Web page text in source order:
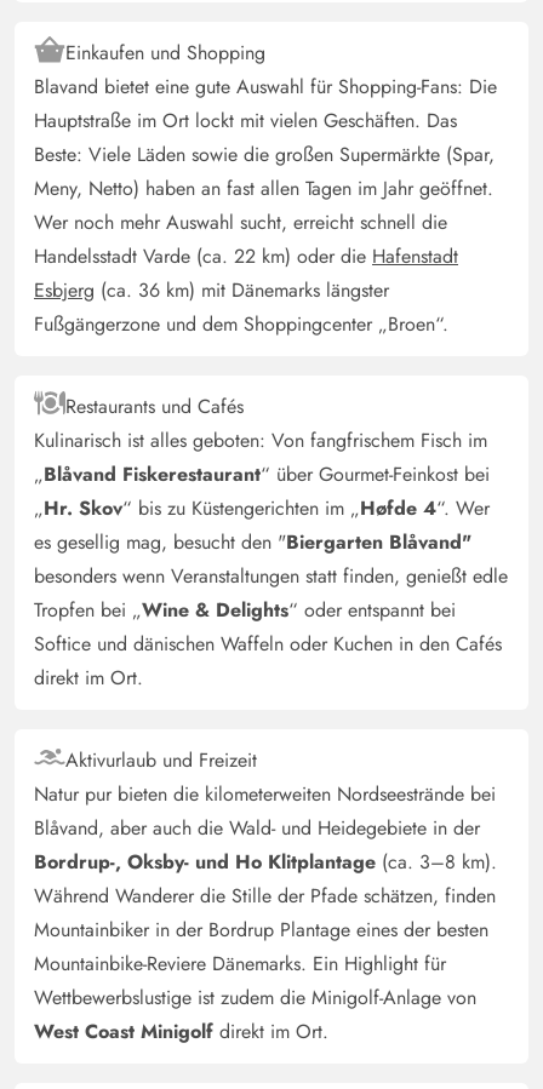
Ein sehr schönes Ferienhaus in sehr ruhiger Lage. Es ist
zu Fuß ca. 15 Minuten bis zum Strand. Dabei läuft man
super schön durch die Natur. Das Haus hat ausreichend
Außensitzmöglichkeiten um das super Wetter zu
genießen (wir waren im Sommer hier). Der Pool- und
Wellnessbereich war sehr sauber. Das Haus hat eine
super Aufteilung zwischen Wellness-/Ess- und Wohn-
sowie Schlafbereich. Wir würden das Haus defintiv
wieder buchen.
Ralf Edenharter
Deutschland
Soweit alles perfekt, bis auf die oben genannten Menge
Den Kicker reparieren, die Fernseher gängig machen, so
dass auch alles funktioniert. Die ganzen Spielkonsolen
etc., und mehrdeutig Sender im Fernsehen kommen
waren nur drei Stück und dänische 99,. Für deutsche
Urlauber unbefriedigend.
Danmark
KI Übersetzt (Original anzeigen)
Die Matratze im Kinderbett. Wischer im Poolbereich.
Das Sofa. Der Grill. Duschvorhang/Wischer im
Badezimmer im Poolbereich. Der Wäschetrockner.
Pablo Cortes Rheinen
Deutschland
4 von 5
4 von 5
4 out of 5
Schönes Haus, Bilder alt Haus Schwarz jetzt Weiss.
Einkaufen und Shopping
Blavand bietet eine gute Auswahl für Shopping-Fans: Die
Hauptstraße im Ort lockt mit vielen Geschäften. Das
Beste: Viele Läden sowie die großen Supermärkte (Spar,
Meny, Netto) haben an fast allen Tagen im Jahr geöffnet.
Wer noch mehr Auswahl sucht, erreicht schnell die
Handelsstadt Varde (ca. 22 km) oder die Hafenstadt
Esbjerg (ca. 36 km) mit Dänemarks längster
Fußgängerzone und dem Shoppingcenter „Broen“.
Restaurants und Cafés
Kulinarisch ist alles geboten: Von fangfrischem Fisch im
„Blåvand Fiskerestaurant“ über Gourmet-Feinkost bei
„Hr. Skov“ bis zu Küstengerichten im „Høfde 4“. Wer
es gesellig mag, besucht den "Biergarten Blåvand"
besonders wenn Veranstaltungen statt finden, genießt edle
Tropfen bei „Wine & Delights“ oder entspannt bei
Softice und dänischen Waffeln oder Kuchen in den Cafés
direkt im Ort.
Aktivurlaub und Freizeit
Natur pur bieten die kilometerweiten Nordseestrände bei
Blåvand, aber auch die Wald- und Heidegebiete in der
Bordrup-, Oksby- und Ho Klitplantage (ca. 3–8 km).
Während Wanderer die Stille der Pfade schätzen, finden
Mountainbiker in der Bordrup Plantage eines der besten
Mountainbike-Reviere Dänemarks. Ein Highlight für
Wettbewerbslustige ist zudem die Minigolf-Anlage von
West Coast Minigolf direkt im Ort.